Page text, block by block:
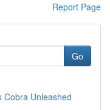
Report Page
Go
Cobra Unleashed